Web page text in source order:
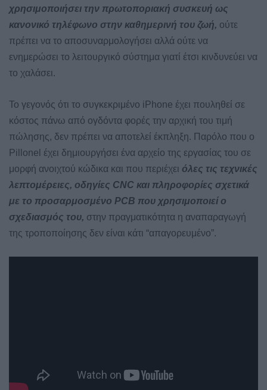
χρησιμοποιήσει την πρωτοποριακή συσκευή ως
κανονικό τηλέφωνο στην καθημερινή του ζωή, ούτε
πρέπει να το αποσυναρμολογήσει αλλά ούτε να
ενημερώσει το λειτουργικό σύστημα γιατί έτσι κινδυνεύει να
το χαλάσει.
Το γεγονός ότι το συγκεκριμένο iPhone έχει πουληθεί σε
κόστος πάνω από ογδόντα φορές την αρχική του τιμή
πώλησης, δεν πρέπει να αποτελεί έκπληξη. Παρόλο που ο
Pillonel έχει δημιουργήσει ένα αρχείο της εργασίας του σε
μορφή ανοιχτού κώδικα και που περιέχει όλες τις τεχνικές
λεπτομέρειες, οδηγίες CNC και πληροφορίες σχετικά
με το προσαρμοσμένο PCB που χρησιμοποιεί ο
σχεδιασμός του, στην πραγματικότητα η αναπαραγωγή
της τροποποίησης δεν είναι κάτι “απαγορευμένο”.